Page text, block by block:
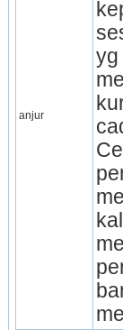
anjur
yg